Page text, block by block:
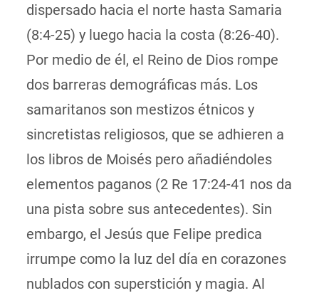
dispersado hacia el norte hasta Samaria
(8:4-25) y luego hacia la costa (8:26-40).
Por medio de él, el Reino de Dios rompe
dos barreras demográficas más. Los
samaritanos son mestizos étnicos y
sincretistas religiosos, que se adhieren a
los libros de Moisés pero añadiéndoles
elementos paganos (2 Re 17:24-41 nos da
una pista sobre sus antecedentes). Sin
embargo, el Jesús que Felipe predica
irrumpe como la luz del día en corazones
nublados con superstición y magia. Al